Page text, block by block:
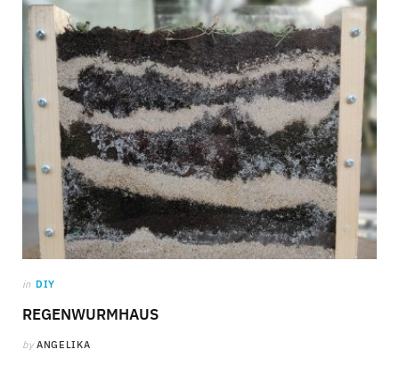
C
t
in DIY
REGENWURMHAUS
by ANGELIKA